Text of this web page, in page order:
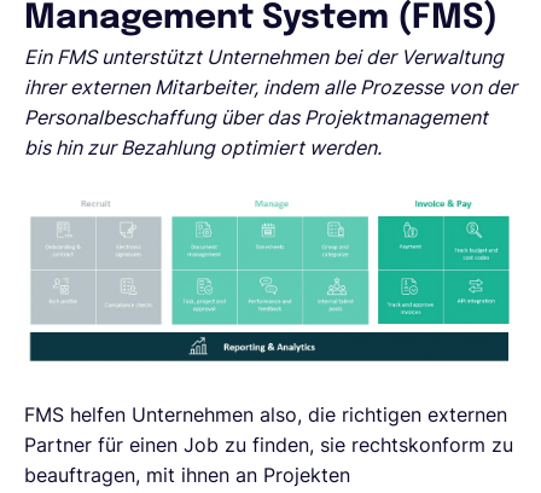
Management System (FMS)
Ein FMS unterstützt Unternehmen bei der Verwaltung
ihrer externen Mitarbeiter, indem alle Prozesse von der
Personalbeschaffung über das Projektmanagement
bis hin zur Bezahlung optimiert werden.
FMS helfen Unternehmen also, die richtigen externen
Partner für einen Job zu finden, sie rechtskonform zu
beauftragen, mit ihnen an Projekten